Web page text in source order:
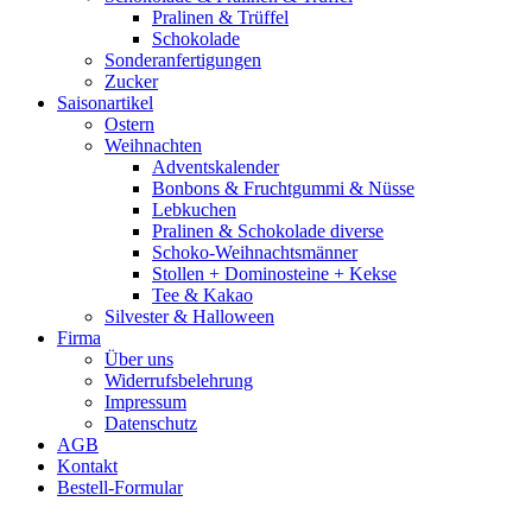
Pralinen & Trüffel
Schokolade
Sonderanfertigungen
Zucker
Saisonartikel
Ostern
Weihnachten
Adventskalender
Bonbons & Fruchtgummi & Nüsse
Lebkuchen
Pralinen & Schokolade diverse
Schoko-Weihnachtsmänner
Stollen + Dominosteine + Kekse
Tee & Kakao
Silvester & Halloween
Firma
Über uns
Widerrufsbelehrung
Impressum
Datenschutz
AGB
Kontakt
Bestell-Formular